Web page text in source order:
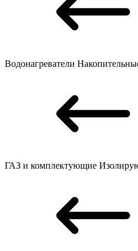
Водонагреватели
ГАЗ и комплектующие